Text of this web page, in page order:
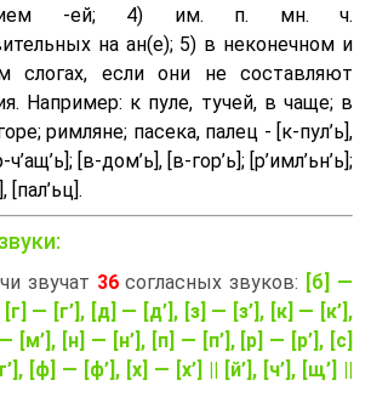
-ей; 4) им. п. мн. ч.
на ан(е); 5) в неконечном и
слогах, если они не составляют
Например: к пуле, тучей, в чаще; в
римляне; пасека, палец - [к-пул’ь],
ч’aщ’ь]; [в-дом’ь], [в-гор’ь]; [р’имл’ьн’ь];
[пал’ьц].
звучат 36согласных звуков: [б] —
[г] — [г’], [д] — [д’], [з] — [з’], [к] — [к’],
[м’], [н] — [н’], [п] — [п’], [р] — [р’], [с]
[ф] — [ф’], [х] — [х’] || [й’], [ч’], [щ’] ||